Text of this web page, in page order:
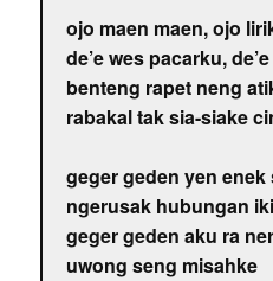
ojo maen maen, ojo
de’e wes pacarku,
benteng rapet neng
rabakal tak sia-siake
geger geden yen enek
ngerusak hubungan iki
geger geden aku ra
uwong seng misahke